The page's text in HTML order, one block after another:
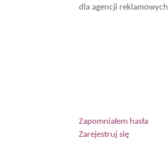
dla agencji
Zapomniałem hasła
Zarejestruj się